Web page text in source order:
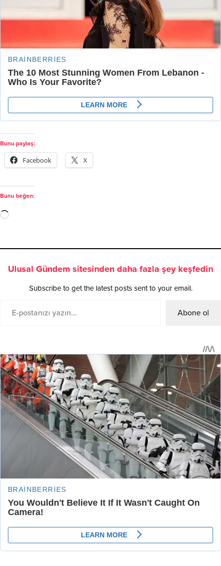
Bunu paylaş:
Facebook X
Bunu beğen:
Ulusal Gündem sitesinden daha fazla şey keşfedin
Subscribe to get the latest posts sent to your email.
Abone ol